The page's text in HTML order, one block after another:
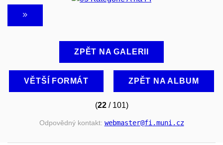
ZPĚT NA GALERII
VĚTŠÍ FORMÁT ZPĚT NA ALBUM
(22/ 101)
Odpovědný kontakt: webmaster@fi.muni.cz